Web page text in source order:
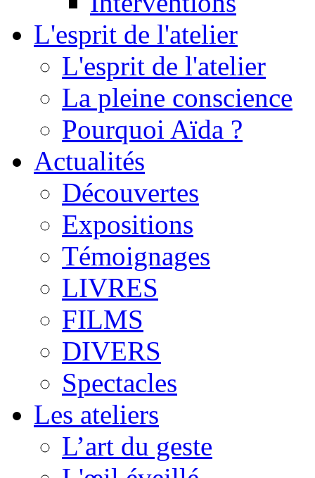
L'esprit de l'atelier
L'esprit de l'atelier
La pleine conscience
Pourquoi Aïda ?
Actualités
Découvertes
Expositions
Témoignages
LIVRES
FILMS
DIVERS
Spectacles
Les ateliers
L’art du geste